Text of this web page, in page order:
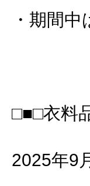
・期間
□■□衣料
2025年9